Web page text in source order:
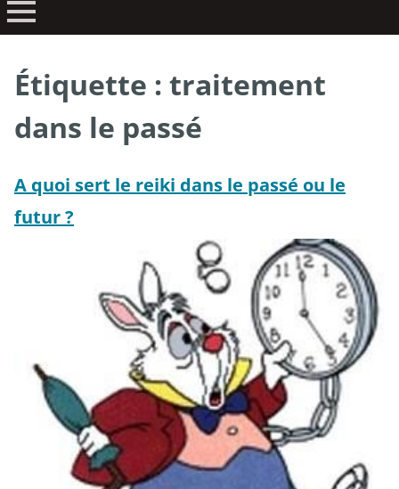
Étiquette : traitement
dans le passé
A quoi sert le reiki dans le passé ou le
futur ?